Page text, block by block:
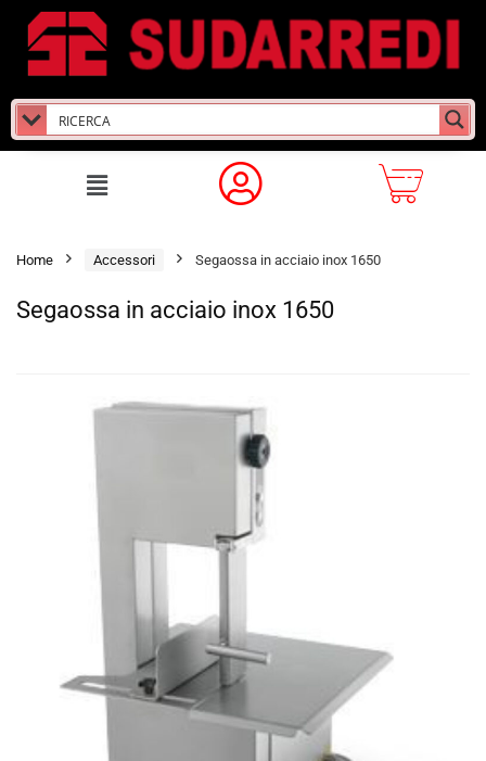
Home Accessori Segaossa in acciaio inox 1650
Segaossa in acciaio inox 1650